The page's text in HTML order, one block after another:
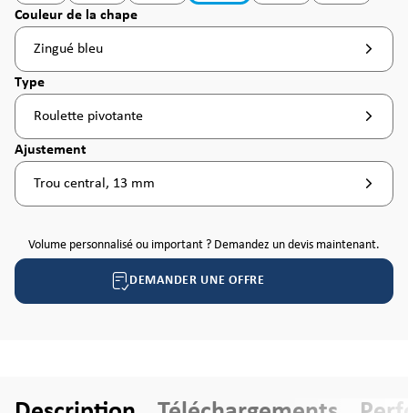
Sélectionnez
Couleur de la chape
Zingué bleu
Sélectionnez
Type
Roulette pivotante
Sélectionnez
Ajustement
Trou central, 13 mm
Volume personnalisé ou important ? Demandez un devis maintenant.
DEMANDER UNE OFFRE